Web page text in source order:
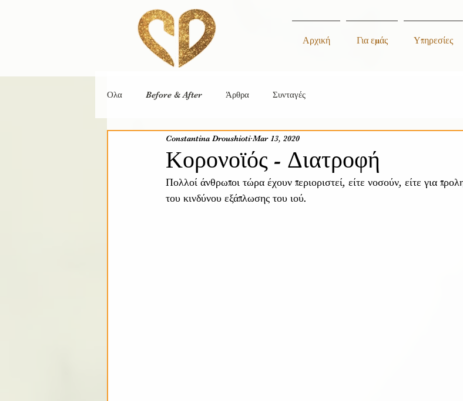
Ολα Before & After Άρθρα Συνταγές
Κορονοϊός - Διατροφή
Constantina Droushioti Mar 13, 2020
Πολλοί άνθρωποι τώρα έχουν περιοριστεί, είτε νοσούν, είτε για
του κινδύνου εξάπλωσης του ιού.
Αρχική Για εμάς Υπηρεσίες